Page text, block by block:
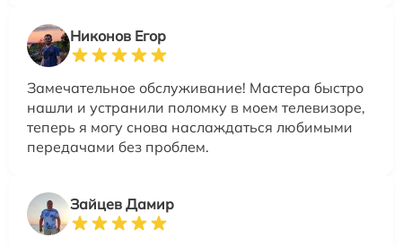
Никонов Егор
Замечательное обслуживание! Мастера быстро
нашли и устранили поломку в моем телевизоре,
теперь я могу снова наслаждаться любимыми
передачами без проблем.
Зайцев Дамир